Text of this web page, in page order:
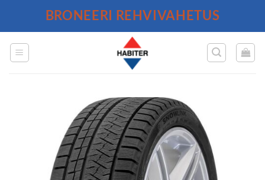
BRONEERI REHVIVAHETUS